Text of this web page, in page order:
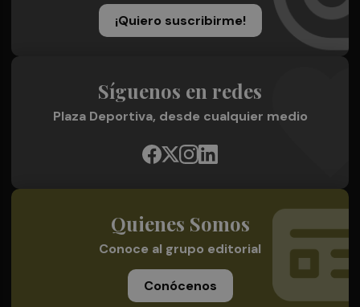
¡Quiero suscribirme!
Síguenos en redes
Plaza Deportiva, desde cualquier medio
Quienes Somos
Conoce al grupo editorial
Conócenos